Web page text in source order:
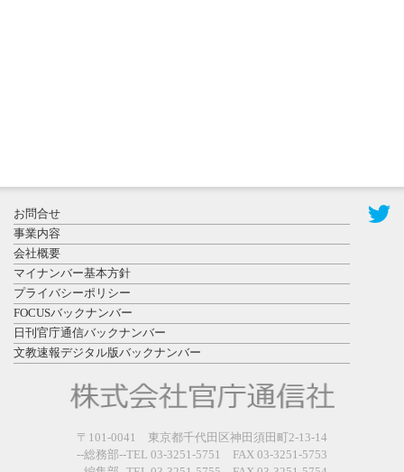
登録有形文
化財となっ
た東北大植
物園八...
日更新
県警等と大
お問合せ
事業内容
会社概要
マイナンバー基本方針
プライバシーポリシー
FOCUSバックナンバー
日刊官庁通信バックナンバー
文教速報デジタル版バックナンバー
〒101-0041 東京都千代田区神田須田町2-13-14
--総務部--TEL 03-3251-5751 FAX 03-3251-5753